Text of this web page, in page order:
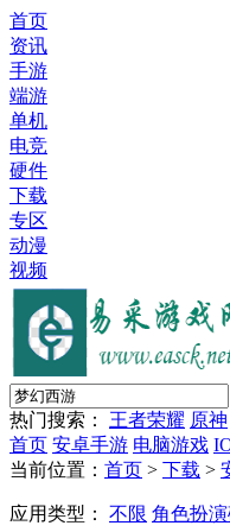
首页
资讯
手游
端游
单机
电竞
硬件
下载
专区
动漫
视频
热门搜索： 王者荣耀 原神
首页 安卓手游 电脑游戏
当前位置： 首页 > 下载 >
应用类型： 不限 角色扮演